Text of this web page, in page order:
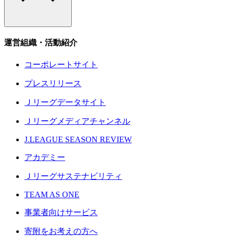
運営組織・活動紹介
コーポレートサイト
プレスリリース
Ｊリーグデータサイト
Ｊリーグメディアチャンネル
J.LEAGUE SEASON REVIEW
アカデミー
Ｊリーグサステナビリティ
TEAM AS ONE
事業者向けサービス
寄附をお考えの方へ